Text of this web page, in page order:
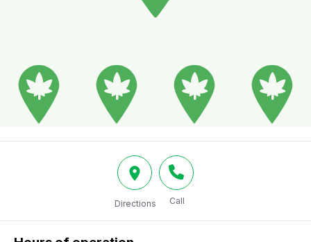
Directions Call